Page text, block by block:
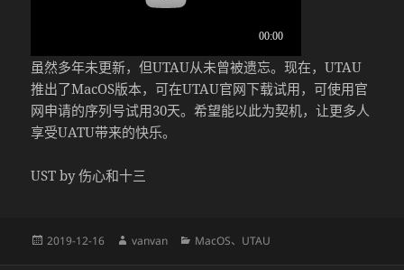
虽然多年未更新，但UTAU从未曾被遗忘。现在，UTAU
推出了MacOS版本，可在UTAU官网下载试用，可使用官
网申请的序列号试用30天。希望能以此为契机，让更多人
享受UATU带来的快乐。
UST by 伤心和十三
发
2019-12-16
作
vanvan
分
MacOS、 UTAU